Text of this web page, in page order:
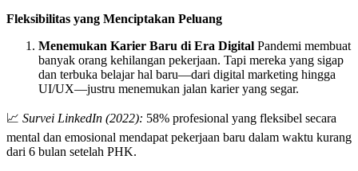
Fleksibilitas yang Menciptakan Peluang
Menemukan Karier Baru di Era Digital Pandemi membuat
banyak orang kehilangan pekerjaan. Tapi mereka yang sigap
dan terbuka belajar hal baru—dari digital marketing hingga
UI/UX—justru menemukan jalan karier yang segar.
📈 Survei LinkedIn (2022): 58% profesional yang fleksibel secara
mental dan emosional mendapat pekerjaan baru dalam waktu kurang
dari 6 bulan setelah PHK.